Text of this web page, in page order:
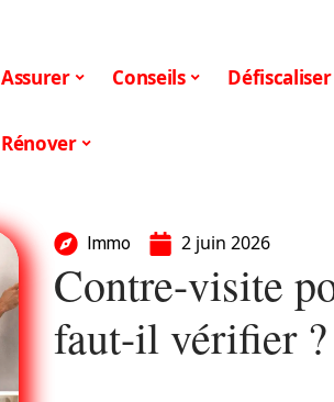
Assurer Conseils Défiscaliser
Rénover
Immo 2 juin 2026
Contre-visite
faut-il vérifier ?